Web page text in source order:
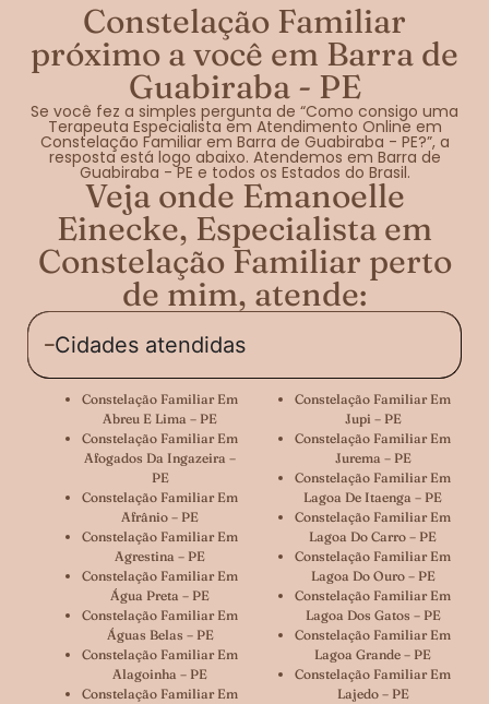
Constelação Familiar
próximo a você em Barra de
Guabiraba - PE
Se você fez a simples pergunta de “Como consigo uma
Terapeuta Especialista em Atendimento Online em
Constelação Familiar em Barra de Guabiraba - PE?”, a
resposta está logo abaixo. Atendemos em Barra de
Guabiraba - PE e todos os Estados do Brasil.
Veja onde Emanoelle
Einecke, Especialista em
Constelação Familiar perto
de mim, atende:
Cidades atendidas
Constelação Familiar Em
Abreu E Lima – PE
Constelação Familiar Em
Afogados Da Ingazeira –
PE
Constelação Familiar Em
Afrânio – PE
Constelação Familiar Em
Agrestina – PE
Constelação Familiar Em
Água Preta – PE
Constelação Familiar Em
Águas Belas – PE
Constelação Familiar Em
Alagoinha – PE
Constelação Familiar Em
Constelação Familiar Em
Jupi – PE
Constelação Familiar Em
Jurema – PE
Constelação Familiar Em
Lagoa De Itaenga – PE
Constelação Familiar Em
Lagoa Do Carro – PE
Constelação Familiar Em
Lagoa Do Ouro – PE
Constelação Familiar Em
Lagoa Dos Gatos – PE
Constelação Familiar Em
Lagoa Grande – PE
Constelação Familiar Em
Lajedo – PE